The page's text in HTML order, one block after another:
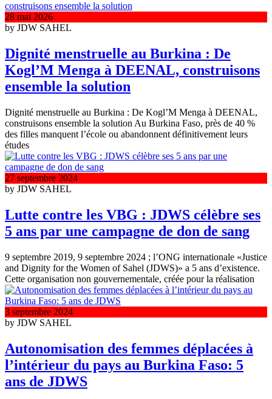
28 mai 2026
by JDW SAHEL
Dignité menstruelle au Burkina : De
Kogl’M Menga à DEENAL, construisons
ensemble la solution
Dignité menstruelle au Burkina : De Kogl’M Menga à DEENAL,
construisons ensemble la solution Au Burkina Faso, près de 40 %
des filles manquent l’école ou abandonnent définitivement leurs
études
27 septembre 2024
by JDW SAHEL
Lutte contre les VBG : JDWS célèbre ses
5 ans par une campagne de don de sang
9 septembre 2019, 9 septembre 2024 ; l’ONG internationale «Justice
and Dignity for the Women of Sahel (JDWS)» a 5 ans d’existence.
Cette organisation non gouvernementale, créée pour la réalisation
3 septembre 2024
by JDW SAHEL
Autonomisation des femmes déplacées à
l’intérieur du pays au Burkina Faso: 5
ans de JDWS